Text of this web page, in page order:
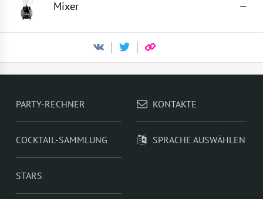
Mixer —
PARTY-RECHNER
COCKTAIL-SAMMLUNG
STARS
KONTAKTE
SPRACHE AUSWÄHLEN